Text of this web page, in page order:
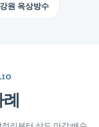
강원 옥상방수